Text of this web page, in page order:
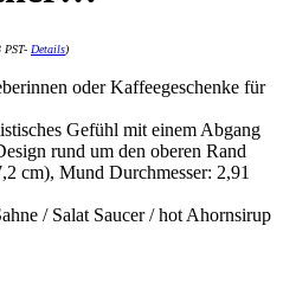
PST- Details)
oder Kaffeegeschenke für
Gefühl mit einem Abgang
rund um den oberen Rand
cm), Mund Durchmesser: 2,91
/ Salat Saucer / hot Ahornsirup